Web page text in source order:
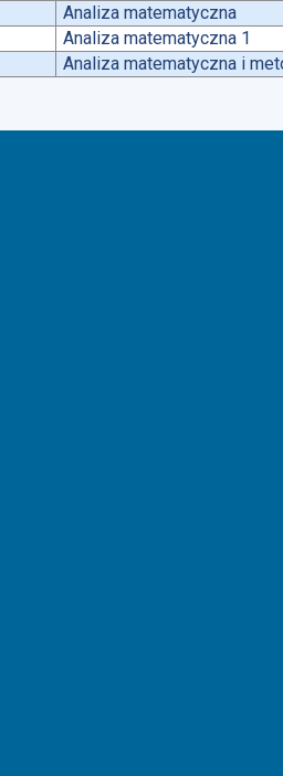
Analiza matematyczna
Analiza matematyczna 1
Analiza matematyczna i